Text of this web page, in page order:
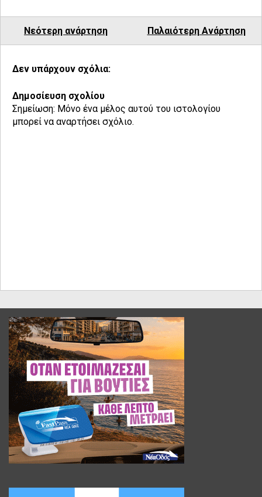
Νεότερη ανάρτηση Παλαιότερη Ανάρτηση
Δεν υπάρχουν σχόλια:
Δημοσίευση σχολίου
Σημείωση: Μόνο ένα μέλος αυτού του ιστολογίου
μπορεί να αναρτήσει σχόλιο.